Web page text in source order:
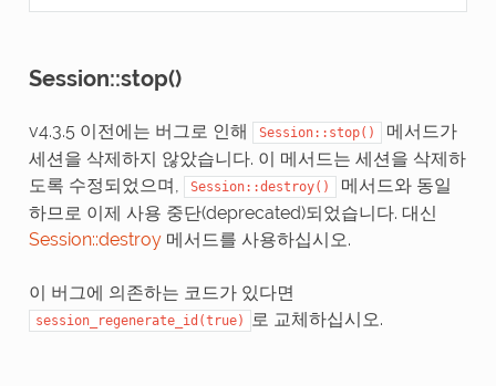
Session::stop()
v4.3.5 이전에는 버그로 인해 Session::stop()
메서드가
세션을 삭제하지 않았습니다. 이 메서드는 세션을 삭제하
도록 수정되었으며,
Session::destroy()
메서드와 동일
하므로 이제 사용 중단(deprecated)되었습니다. 대신
Session::destroy메서드를 사용하십시오.
이 버그에 의존하는 코드가 있다면
session_regenerate_id(true) 로 교체하십시오.